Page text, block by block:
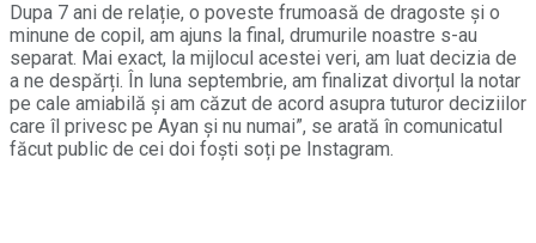
Dupa 7 ani de relație, o poveste frumoasă de dragoste și o
minune de copil, am ajuns la final, drumurile noastre s-au
separat. Mai exact, la mijlocul acestei veri, am luat decizia de
a ne despărți. În luna septembrie, am finalizat divorțul la notar
pe cale amiabilă și am căzut de acord asupra tuturor deciziilor
care îl privesc pe Ayan și nu numai”, se arată în comunicatul
făcut public de cei doi foști soți pe Instagram.